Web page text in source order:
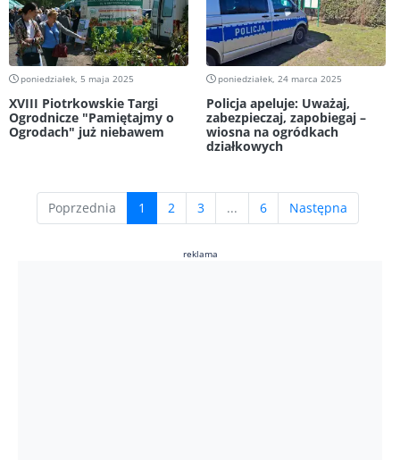
poniedziałek, 5 maja 2025
XVIII Piotrkowskie Targi
Ogrodnicze "Pamiętajmy o
Ogrodach" już niebawem
poniedziałek, 24 marca 2025
Policja apeluje: Uważaj,
zabezpieczaj, zapobiegaj –
wiosna na ogródkach
działkowych
Poprzednia 1 (current)
2 3 ... 6 Następna
reklama